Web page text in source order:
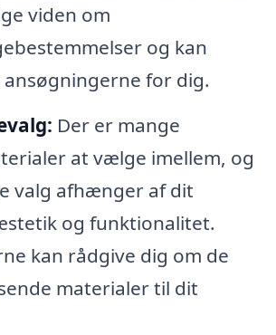
viden om
og kan
for dig.
Der er mange
at vælge imellem, og
valg afhænger af dit
og funktionalitet.
kan rådgive dig om de
materialer til dit